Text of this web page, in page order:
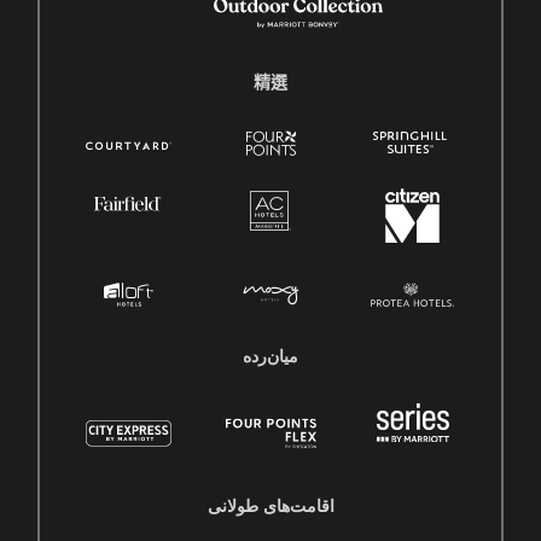
精選
میان‌رده
اقامت‌های طولانی